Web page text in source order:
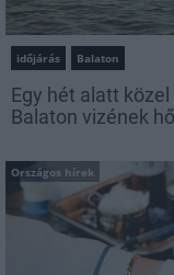
időjárás Balaton
Egy hét alatt
Balaton vizének
Országos hírek